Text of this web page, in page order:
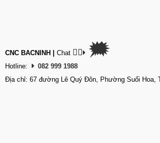
CNC BACNINH | Chat 👉🏽 🗯
Hotline:
082 999 1988
Địa chỉ: 67 đường Lê Quý Đôn, Phường Suối Hoa,